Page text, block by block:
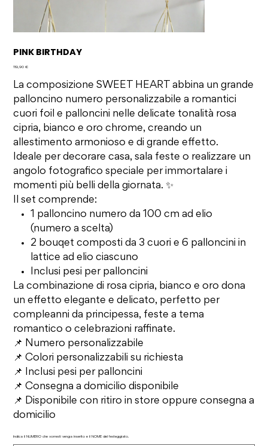
PINK BIRTHDAY
Prezzo
119,90 €
La composizione SWEET HEART abbina un grande
palloncino numero personalizzabile a romantici
cuori foil e palloncini nelle delicate tonalità rosa
cipria, bianco e oro chrome, creando un
allestimento armonioso e di grande effetto.
Ideale per decorare casa, sala feste o realizzare un
angolo fotografico speciale per immortalare i
momenti più belli della giornata. ✨
Il set comprende:
1 palloncino numero da 100 cm ad elio
(numero a scelta)
2 bouqet composti da 3 cuori e 6 palloncini in
lattice ad elio ciascuno
Inclusi pesi per palloncini
La combinazione di rosa cipria, bianco e oro dona
un effetto elegante e delicato, perfetto per
compleanni da principessa, feste a tema
romantico o celebrazioni raffinate.
📌 Numero personalizzabile
📌 Colori personalizzabili su richiesta
📌 Inclusi pesi per palloncini
📌 Consegna a domicilio disponibile
📌 Disponibile con ritiro in store oppure consegna a
domicilio
Indica il NUMERO che vorresti venga inserito e il NOME del festeggiato.